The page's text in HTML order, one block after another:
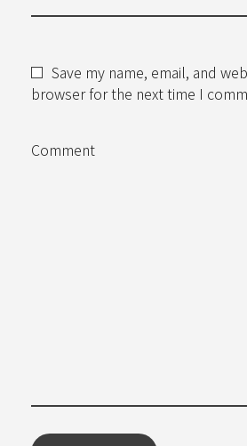
Save my name, email, and
browser for the next time I
Comment